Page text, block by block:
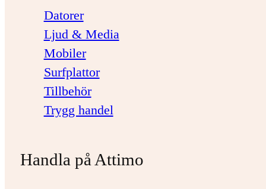
Datorer
Ljud & Media
Mobiler
Surfplattor
Tillbehör
Trygg handel
Handla på Attimo